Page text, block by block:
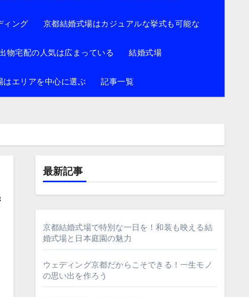
ィング 京都結婚式場はカジュアルな挙式も可能な
物宅配の人気は広まっている 結婚式場
はエリアを中心に選ぶ 記事一覧
最新記事
京都結婚式場で特別な一日を！和装も映える結
婚式場と日本庭園の魅力
ウェディング京都だからこそできる！一生モノ
の思い出を作ろう